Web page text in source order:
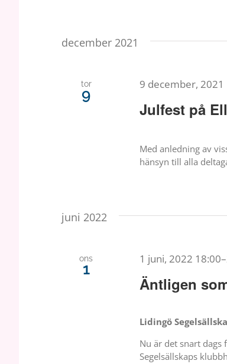
december 2021
tor
9
Julfest på
9 december, 2021
Med anledning av
hänsyn till alla
juni 2022
ons
1
Äntligen
1 juni, 2022 18:00–
Lidingö
Nu är det snart
Segelsällskaps